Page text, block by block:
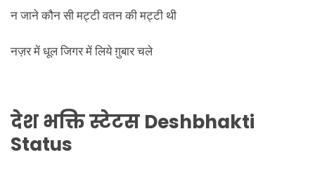
न जाने कौन सी मट्टी वतन की मट्टी थी
नज़र में धूल जिगर में लिये ग़ुबार चले
देश भक्ति स्टेटस Deshbhakti
Status